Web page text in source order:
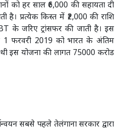
को हर साल ₹6,000 की सहायता दी
है। प्रत्येक किस्त में ₹2,000 की राशि
के जरिए ट्रांसफर की जाती है। इस
1 फरवरी 2019 को भारत के अंतिम
इस योजना की लागत 75000 करोड
सबसे पहले तेलंगाना सरकार द्वारा